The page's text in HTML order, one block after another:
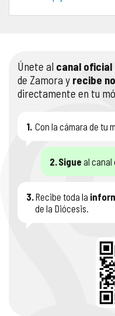
Únete al canal oficial
de Zamora y recibe
directamente en tu
1. Con la cámara de tu
2.Sigue al canal
3.Recibe toda la
de la Diócesis.
PORTAL DE
APOSTOLADO SEGLAR
AUDIOS